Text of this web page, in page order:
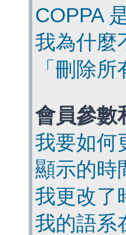
COPPA
我為什麼
「刪除
會員參數
我要如何
顯示的時
我更改了
我的語系